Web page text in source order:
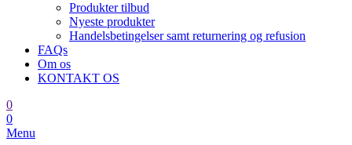
Produkter tilbud
Nyeste produkter
Handelsbetingelser samt returnering og refusion
FAQs
Om os
KONTAKT OS
0
0
Menu